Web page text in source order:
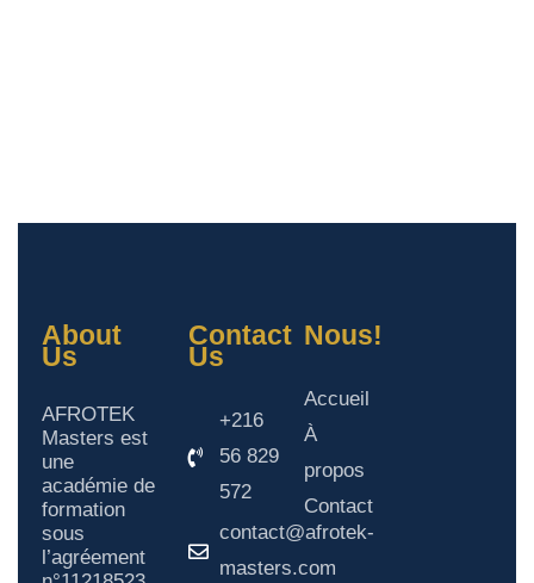
About
Us
AFROTEK
Masters est
une
académie de
formation
sous
l’agréement
Contact
Us
+216
56 829
572
contact@afrotek-
masters.com
Nous!
Accueil
À
propos
Contact